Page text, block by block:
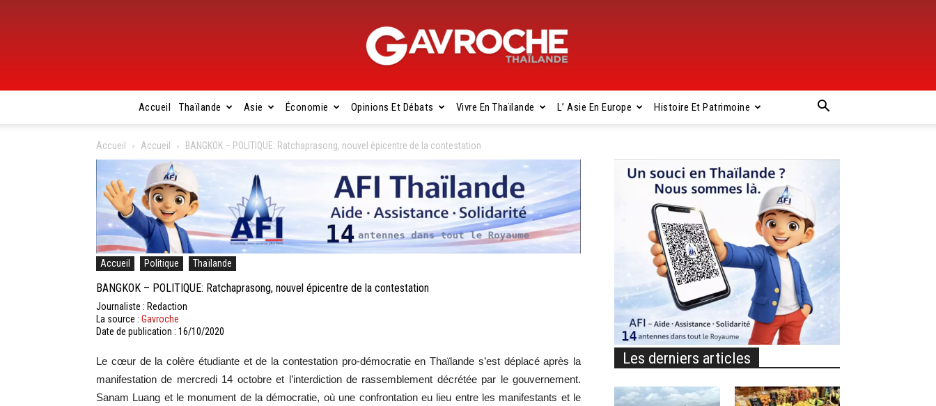
Gavroche
Thaïlande
Accueil Thaïlande Asie Économie Opinions Et Débats Vivre En Thaïlande L’ Asie En Europe Histoire Et Patrimoine
Accueil Accueil BANGKOK – POLITIQUE: Ratchaprasong, nouvel épicentre de la contestation
Accueil Politique Thaïlande
BANGKOK – POLITIQUE: Ratchaprasong, nouvel épicentre de la contestation
Journaliste : Redaction
La source : Gavroche
Date de publication : 16/10/2020
Le cœur de la colère étudiante et de la contestation pro-démocratie en Thaïlande s’est déplacé après la
manifestation de mercredi 14 octobre et l’interdiction de rassemblement décrétée par le gouvernement.
Sanam Luang et le monument de la démocratie, où une confrontation eu lieu entre les manifestants et le
Les derniers articles